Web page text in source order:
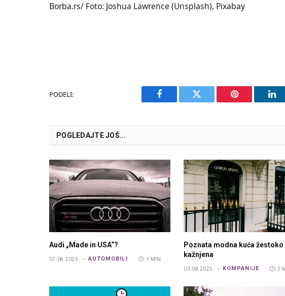
Borba.rs/ Foto: Joshua Lawrence (Unsplash), Pixabay
PODELI:
Facebook Twitter Pinterest
POGLEDAJTE JOŠ...
Audi „Made in USA“?
07.08.2025. AUTOMOBILI 1 MIN.
Poznata modna kuća žestoko
kažnjena
03.08.2025. KOMPANIJE 2